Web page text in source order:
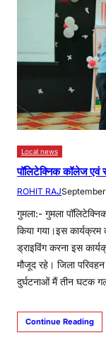
Local news
पॉलिटेक्निक कॉलेज एवं
ROHIT RAJ
गुमला:- गुमला
किया गया।इस कार्यक्रम
ड्राइविंग करना इस
मौजूद रहे। जिला
दुर्घटनाओं मैं तीन घटक
Continue Reading